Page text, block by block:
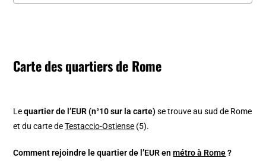
Carte des quartiers de Rome
Lequartier de l’EUR (n°10 sur la carte) se trouve au sud de Rome
et du carte deTestaccio-Ostiense (5).
Comment rejoindre le quartier de l’EUR enmétro à Rome?